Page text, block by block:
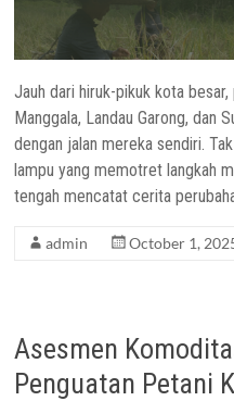
Jauh dari hiruk-pikuk kota
Manggala, Landau Garong, dan
dengan jalan mereka sendiri.
lampu yang memotret langkah
tengah mencatat cerita
admin October 1,
Asesmen
Penguatan Petani